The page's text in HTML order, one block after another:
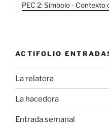
PEC 2: Símbolo - Contexto
ACTIFOLIO
La relatora
La hacedora
Entrada semanal